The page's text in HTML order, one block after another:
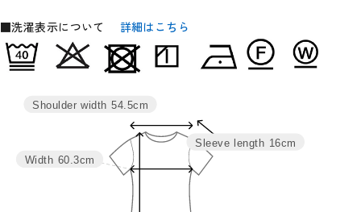
■洗濯表示について 詳細はこちら
Sleeve length 16cm
Width 60.3cm
Shoulder width 54.5cm